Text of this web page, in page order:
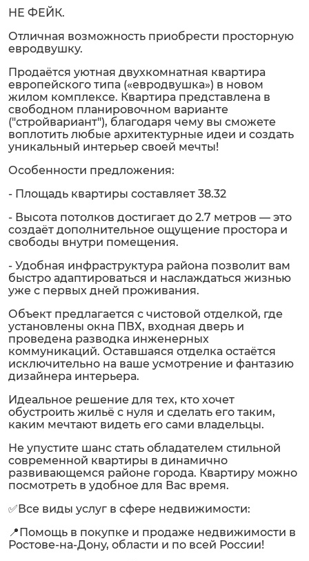
НЕ ФЕЙК.
Отличная возможность приобрести просторную
евродвушку.
Продаётся уютная двухкомнатная квартира
европейского типа («евродвушка») в новом
жилом комплексе. Квартира представлена в
свободном планировочном варианте
("стройвариант"), благодаря чему вы сможете
воплотить любые архитектурные идеи и создать
уникальный интерьер своей мечты!
Особенности предложения:
- Площадь квартиры составляет 38.32
- Высота потолков достигает до 2.7 метров — это
создаёт дополнительное ощущение простора и
свободы внутри помещения.
- Удобная инфраструктура района позволит вам
быстро адаптироваться и наслаждаться жизнью
уже с первых дней проживания.
Объект предлагается с чистовой отделкой, где
установлены окна ПВХ, входная дверь и
проведена разводка инженерных
коммуникаций. Оставшаяся отделка остаётся
исключительно на ваше усмотрение и фантазию
дизайнера интерьера.
Идеальное решение для тех, кто хочет
обустроить жильё с нуля и сделать его таким,
каким мечтают видеть его сами владельцы.
Не упустите шанс стать обладателем стильной
современной квартиры в динамично
развивающемся районе города. Квартиру можно
посмотреть в удобное для Вас время.
✅Все виды услуг в сфере недвижимости:
📍Помощь в покупке и продаже недвижимости в
Ростове-на-Дону, области и по всей России!